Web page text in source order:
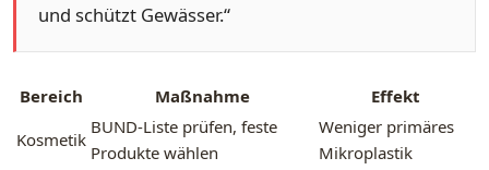
und schützt Gewässer.“
Bereich Maßnahme
Effekt
Kosmetik
BUND-Liste prüfen, feste
Produkte wählen
Weniger primäres
Mikroplastik